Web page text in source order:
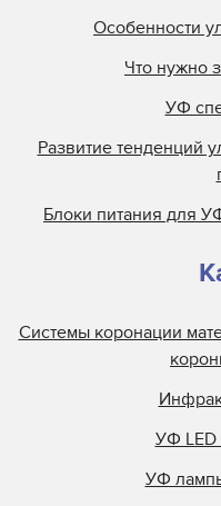
Особенности
Что нужно
УФ
Развитие тенденций
Блоки питания для
Системы коронации
УФ LED
УФ